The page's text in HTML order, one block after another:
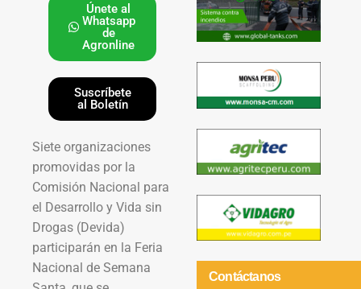
Únete al
Whatsapp
de
Agronline
Suscríbete
al Boletín
Siete organizaciones
promovidas por la
Comisión Nacional para
el Desarrollo y Vida sin
Drogas (Devida)
participarán en la Feria
Nacional de Semana
Contáctanos